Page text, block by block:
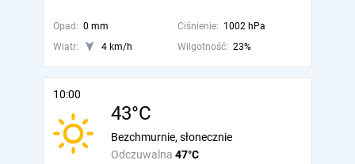
Opad: 0 mm Ciśnienie: 1002 hPa
Wiatr:
4 km/h Wilgotność: 23%
10:00
43°C
Odczuwalna 47°C
Bezchmurnie, słonecznie